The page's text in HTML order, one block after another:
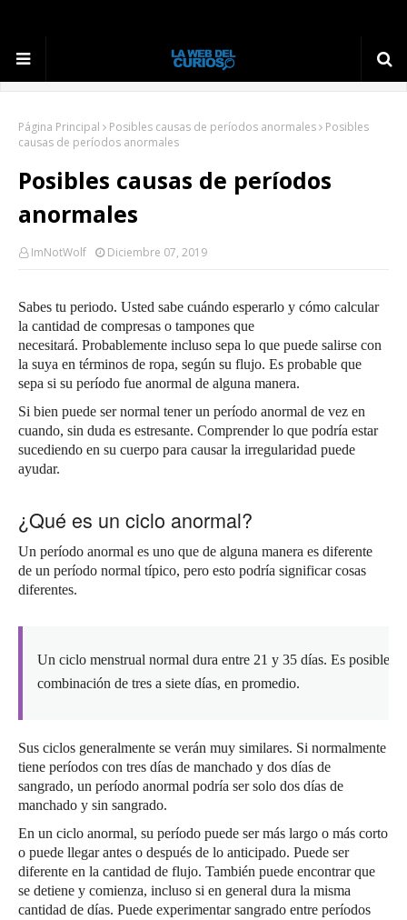
Página Principal Posibles causas de períodos anormales
Posibles
causas de períodos anormales
Posibles causas de períodos
anormales
ImNotWolf Diciembre 07, 2019
Sabes tu periodo. Usted sabe cuándo esperarlo y cómo calcular
la cantidad de compresas o tampones que
necesitará. Probablemente incluso sepa lo que puede salirse con
la suya en términos de ropa, según su flujo. Es probable que
sepa si su período fue anormal de alguna manera.
Si bien puede ser normal tener un período anormal de vez en
cuando, sin duda es estresante. Comprender lo que podría estar
sucediendo en su cuerpo para causar la irregularidad puede
ayudar.
¿Qué es un ciclo anormal?
Un período anormal es uno que de alguna manera es diferente
de un período normal típico, pero esto podría significar cosas
diferentes.
Un ciclo menstrual normal dura entre 21 y 35 días. Es posible
combinación de tres a siete días, en promedio.
Sus ciclos generalmente se verán muy similares. Si normalmente
tiene períodos con tres días de manchado y dos días de
sangrado, un período anormal podría ser solo dos días de
manchado y sin sangrado.
En un ciclo anormal, su período puede ser más largo o más corto
o puede llegar antes o después de lo anticipado. Puede ser
diferente en la cantidad de flujo. También puede encontrar que
se detiene y comienza, incluso si en general dura la misma
cantidad de días. Puede experimentar sangrado entre períodos